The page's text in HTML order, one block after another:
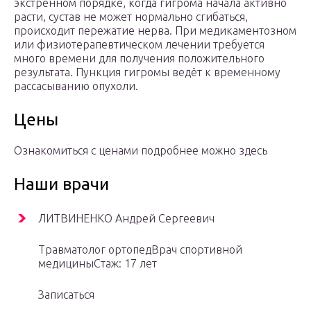
экстренном порядке, когда гигрома начала активно
расти, сустав не может нормально сгибаться,
происходит пережатие нерва. При медикаментозном
или физиотерапевтическом лечении требуется
много времени для получения положительного
результата. Пункция гигромы ведёт к временному
рассасыванию опухоли.
Цены
Ознакомиться с ценами подробнее можно здесь
Наши врачи
ЛИТВИНЕНКО Андрей Сергеевич
Травматолог ортопедВрач спортивной
медициныСтаж: 17 лет
Записаться